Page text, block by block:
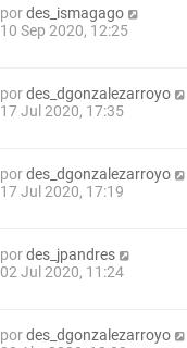
pordes_ismagago
10 Sep 2020, 12:25
pordes_dgonzalezarroyo
17 Jul 2020, 17:35
pordes_dgonzalezarroyo
17 Jul 2020, 17:19
pordes_jpandres
02 Jul 2020, 11:24
pordes_dgonzalezarroyo